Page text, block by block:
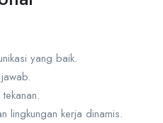
yang baik.
lingkungan kerja dinamis.